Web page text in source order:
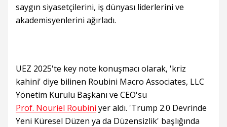
saygın siyasetçilerini, iş dünyası liderlerini ve
akademisyenlerini ağırladı.
UEZ 2025'te key note konuşmacı olarak, 'kriz
kahini' diye bilinen Roubini Macro Associates, LLC
Yönetim Kurulu Başkanı ve CEO'su
Prof. Nouriel Roubini yer aldı. 'Trump 2.0 Devrinde
Yeni Küresel Düzen ya da Düzensizlik' başlığında